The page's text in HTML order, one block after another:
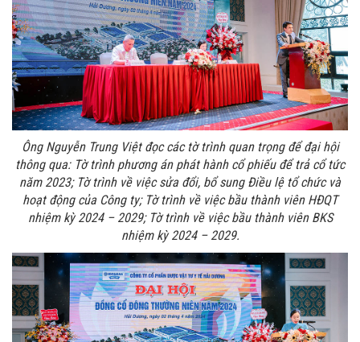
Ông Nguyễn Trung Việt đọc các tờ trình quan trọng để đại hội
thông qua: Tờ trình phương án phát hành cổ phiếu để trả cổ tức
năm 2023; Tờ trình về việc sửa đổi, bổ sung Điều lệ tổ chức và
hoạt động của Công ty; Tờ trình về việc bầu thành viên HĐQT
nhiệm kỳ 2024 – 2029; Tờ trình về việc bầu thành viên BKS
nhiệm kỳ 2024 – 2029.